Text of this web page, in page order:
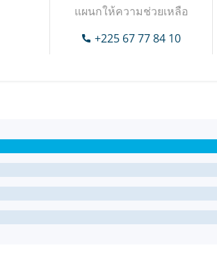
แผนกให้ความช่วยเหลือ
+225 67 77 84 10